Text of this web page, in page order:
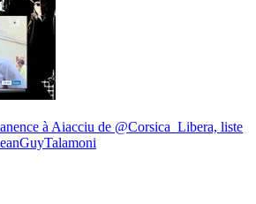
à Aiacciu de @Corsica_Libera, liste